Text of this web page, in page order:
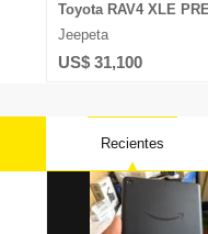
Jeepeta
US$ 31,100
Recientes
Equipos Industriales